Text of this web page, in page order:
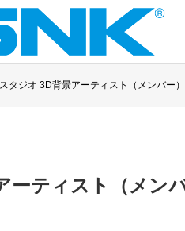
タジオ 3D背景アーティスト（メンバー）
ーティスト（メンバ